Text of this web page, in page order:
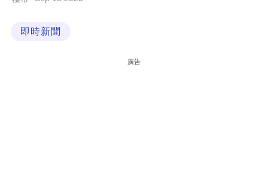
即時新聞
廣告